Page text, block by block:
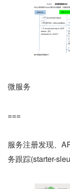
微服务
===
服务注册发现、
务跟踪(starter-